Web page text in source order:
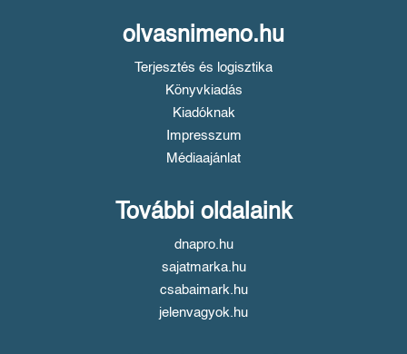
olvasnimeno.hu
Terjesztés és logisztika
Könyvkiadás
Kiadóknak
Impresszum
Médiaajánlat
További oldalaink
dnapro.hu
sajatmarka.hu
csabaimark.hu
jelenvagyok.hu